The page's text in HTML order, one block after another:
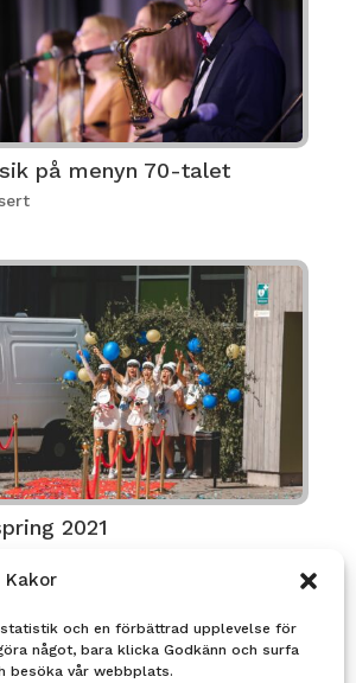
Kakor
och en förbättrad upplevelse för
något, bara klicka Godkänn och surfa
besöka vår webbplats.
på menyn 70-talet
2021